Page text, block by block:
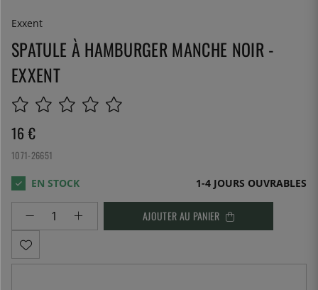
Exxent
SPATULE À HAMBURGER MANCHE NOIR -
EXXENT
16 €
1071-26651
1-4 JOURS OUVRABLES
AJOUTER AU PANIER